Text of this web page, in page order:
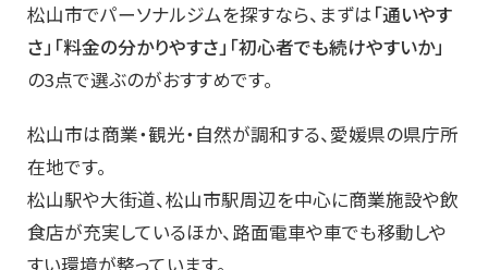
松山市でパーソナルジムを探すなら、まずは「通いやす
さ」「料金の分かりやすさ」「初心者でも続けやすいか」
の3点で選ぶのがおすすめです。
松山市は商業・観光・自然が調和する、愛媛県の県庁所
在地です。
松山駅や大街道、松山市駅周辺を中心に商業施設や飲
食店が充実しているほか、路面電車や車でも移動しや
すい環境が整っています。